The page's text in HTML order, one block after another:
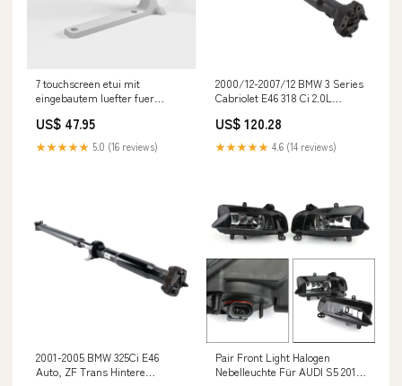
7 touchscreen etui mit
eingebautem luefter fuer
holder
US$ 47.95
★★★★★ 5.0 (16 reviews)
2000/12-2007/12 BMW 3 Series
Cabriolet E46 318 Ci 2.0L
Gelenkwelle Montage
26117519303 Car Instrument
Clusters
US$ 120.28
★★★★★ 4.6 (14 reviews)
2001-2005 BMW 325Ci E46
Auto, ZF Trans Hintere
Pair Front Light Halogen
Nebelleuchte Für AUDI S5 2013